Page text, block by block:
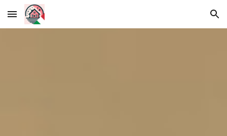
Skip to main content Skip to navigation